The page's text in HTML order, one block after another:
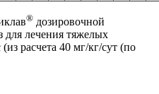
® дозировочной
для лечения тяжелых
расчета 40 мг/кг/сут (по